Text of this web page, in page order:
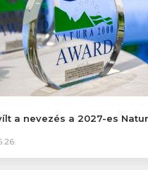
a nevezés a 2027-es